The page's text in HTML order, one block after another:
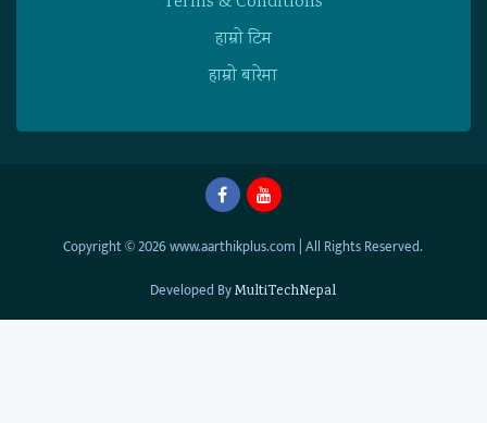
हाम्राे टिम
हाम्राे बारेमा
Copyright © 2026 www.aarthikplus.com | All Rights Reserved.
Developed ByMultiTechNepal